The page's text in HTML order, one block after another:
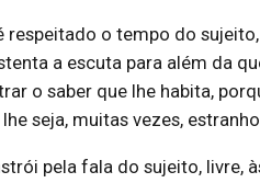
respeitado o tempo do
a escuta para além da
o saber que lhe habita,
seja, muitas vezes,
pela fala do sujeito, livre,